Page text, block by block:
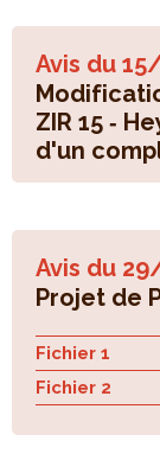
Avis du
ZIR 15 ‐
d'un
Avis du
Projet de
Fichier 1
Fichier 2